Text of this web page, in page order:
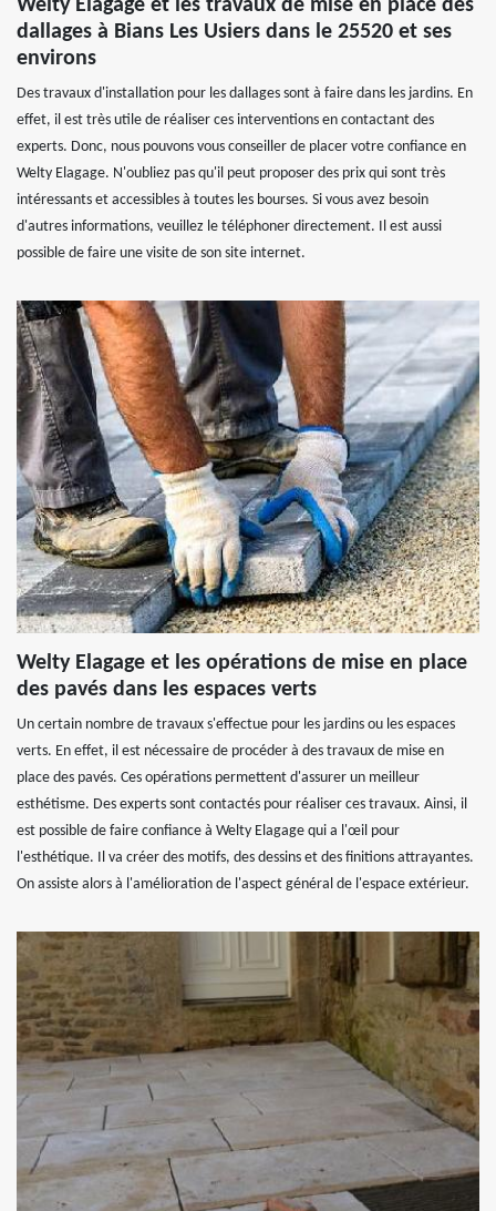
Welty Elagage et les travaux de mise en place des
dallages à Bians Les Usiers dans le 25520 et ses
environs
Des travaux d'installation pour les dallages sont à faire dans les jardins. En
effet, il est très utile de réaliser ces interventions en contactant des
experts. Donc, nous pouvons vous conseiller de placer votre confiance en
Welty Elagage. N'oubliez pas qu'il peut proposer des prix qui sont très
intéressants et accessibles à toutes les bourses. Si vous avez besoin
d'autres informations, veuillez le téléphoner directement. Il est aussi
possible de faire une visite de son site internet.
Welty Elagage et les opérations de mise en place
des pavés dans les espaces verts
Un certain nombre de travaux s'effectue pour les jardins ou les espaces
verts. En effet, il est nécessaire de procéder à des travaux de mise en
place des pavés. Ces opérations permettent d'assurer un meilleur
esthétisme. Des experts sont contactés pour réaliser ces travaux. Ainsi, il
est possible de faire confiance à Welty Elagage qui a l'œil pour
l'esthétique. Il va créer des motifs, des dessins et des finitions attrayantes.
On assiste alors à l'amélioration de l'aspect général de l'espace extérieur.